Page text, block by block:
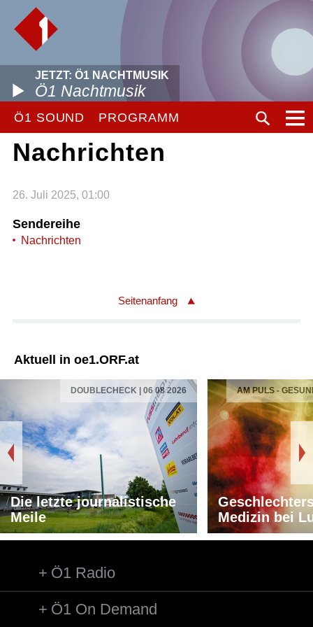
JETZT: Ö1 NACHTMUSIK
Ö1 Nachtmusik
Ö1 SOUND PROGRAMM
Nachrichten
26. Juli 2025, 01:00
Sendereihe
Nachrichten
Seitenanfang
Aktuell in oe1.ORF.at
DOUBLECHECK | 06 08 2026
Die letzte journalistische
Meile
AM PULS -
Medizin bei
Ö1 Radio
Ö1 On Demand